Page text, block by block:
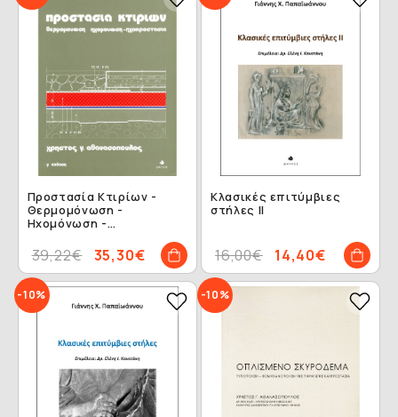
Προστασία Κτιρίων -
Θερμομόνωση -
Ηχομόνωση -
35,30€
39,22€
Κλασικές επιτύμβιες
στήλες II
14,40€
16,00€
-10% -10%